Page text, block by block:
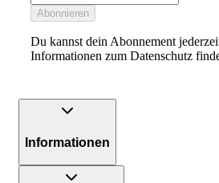
Abonnieren
Du kannst dein Abonnement
Informationen zum Datenschutz
Informationen